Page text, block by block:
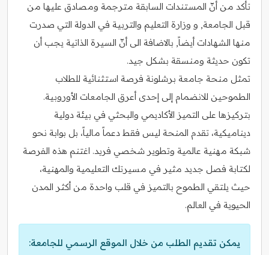
تأكد من أنّ المستندات السابقة مترجمة ومصادق عليها من
قبل الجامعة, و وزارة التعليم والتربية في الدولة التي صدرت
منها الشهادات أيضاً, بالاضافة الى أنّ السيرة الذاتية يجب أن
تكون حديثة ومنسقة بشكل جيد.
تمثل منحة جامعة برشلونة فرصة استثنائية للطلاب
الطموحين للانضمام إلى إحدى أعرق الجامعات الأوروبية.
بتركيزها على التميز الأكاديمي والبحثي في بيئة دولية
ديناميكية، تقدم المنحة ليس فقط دعماً مالياً، بل بوابة نحو
شبكة مهنية عالمية وتطوير شخصي فريد. اغتنم هذه الفرصة
لكتابة فصل جديد مثير في مسيرتك التعليمية والمهنية،
حيث يلتقي الطموح بالتميز في قلب واحدة من أكثر المدن
الحيوية في العالم.
يمكن تقديم الطلب من خلال الموقع الرسمي للجامعة: